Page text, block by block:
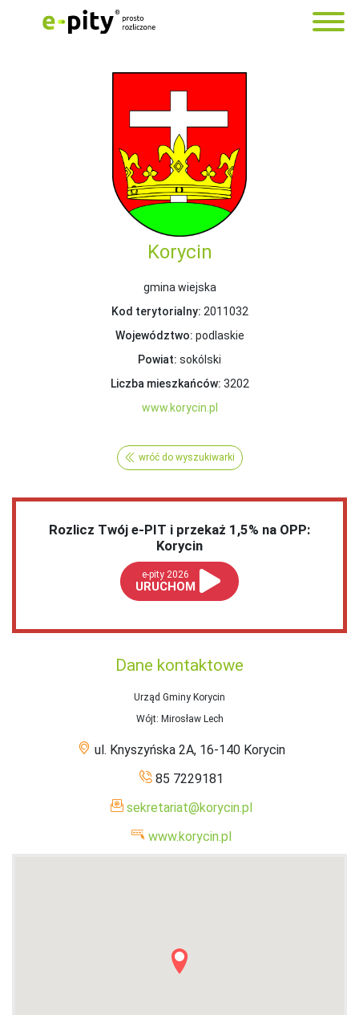
Korycin
gmina wiejska
Kod terytorialny: 2011032
Województwo: podlaskie
Powiat: sokólski
Liczba mieszkańców: 3202
www.korycin.pl
wróć do wyszukiwarki
Rozlicz Twój e-PIT i przekaż 1,5% na OPP:
Korycin
e-pity 2026
URUCHOM
Dane kontaktowe
Urząd Gminy Korycin
Wójt: Mirosław Lech
ul. Knyszyńska 2A, 16-140 Korycin
85 7229181
sekretariat@korycin.pl
www.korycin.pl